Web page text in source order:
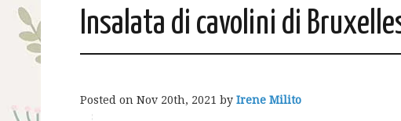
Insalata di cavolini di
Posted on Nov 20th, 2021 by Irene Milito